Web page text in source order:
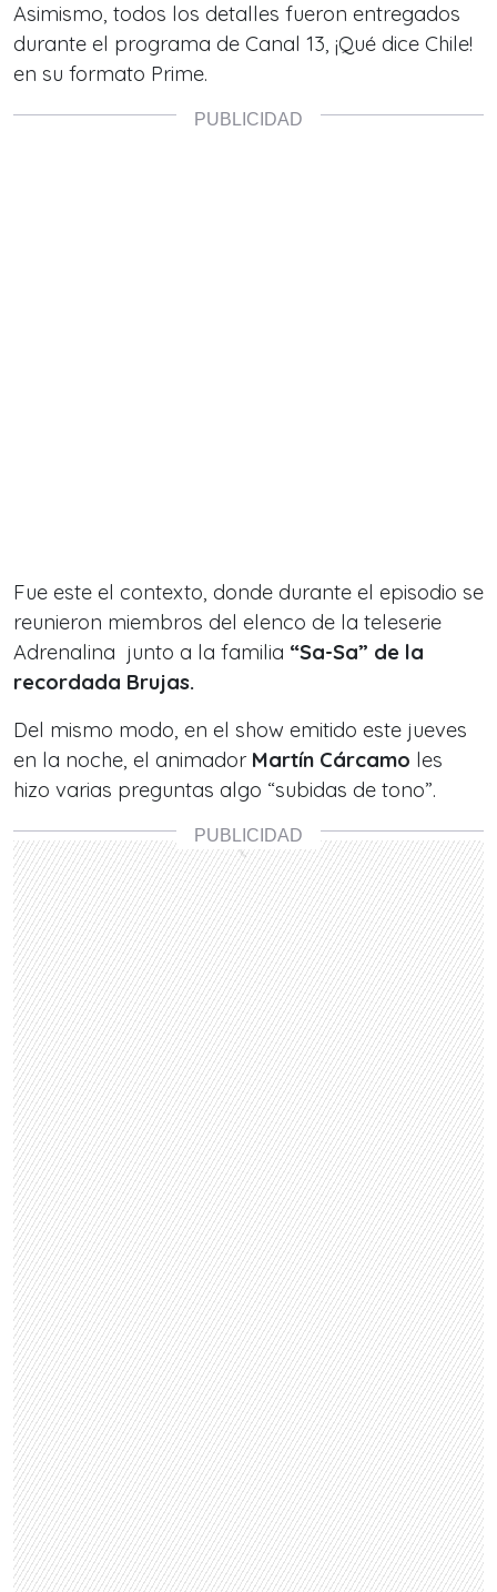
Asimismo, todos los detalles fueron entregados
durante el programa de Canal 13, ¡Qué dice Chile!
en su formato Prime.
Fue este el contexto, donde durante el episodio se
reunieron miembros del elenco de la teleserie
Adrenalina junto a la familia “Sa-Sa” de la
recordada Brujas.
Del mismo modo, en el show emitido este jueves
en la noche, el animador Martín Cárcamo les
hizo varias preguntas algo “subidas de tono”.